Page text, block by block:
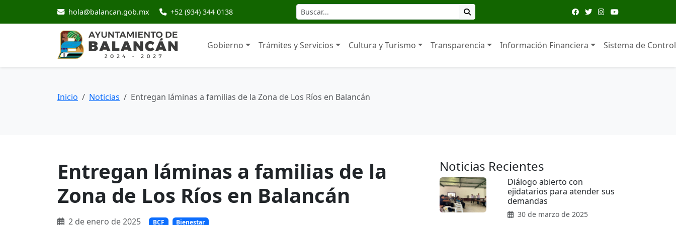
hola@balancan.gob.mx +52 (934) 344 0138
Gobierno Trámites y Servicios Cultura y Turismo Transparencia Información Financiera Sistema de
Inicio Noticias Entregan láminas a familias de la Zona de Los Ríos en Balancán
Entregan láminas a familias de la
Zona de Los Ríos en Balancán
2 de enero de 2025 BCF Bienestar
Noticias Recientes
Diálogo abierto con
ejidatarios para atender sus
demandas
30 de marzo de 2025